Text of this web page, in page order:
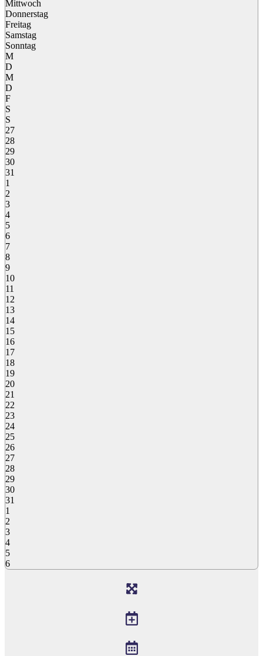
Mittwoch
Donnerstag
Freitag
Samstag
Sonntag
M
D
M
D
F
S
S
27
28
29
30
31
1
2
3
4
5
6
7
8
9
10
11
12
13
14
15
16
17
18
19
20
21
22
23
24
25
26
27
28
29
30
31
1
2
3
4
5
6